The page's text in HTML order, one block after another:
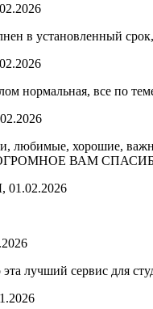
в установленный
нормальная, все по
любимые, хорошие,
ВАМ СПАСИБО!
лучший сервис для